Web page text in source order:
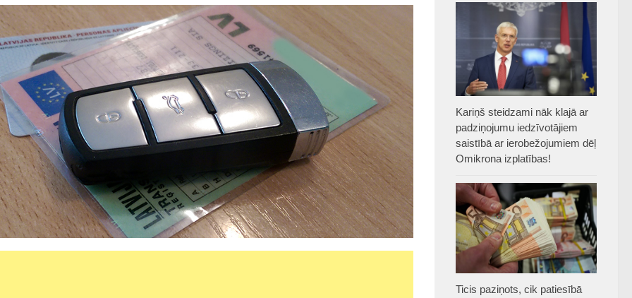
Kariņš steidzami nāk klajā ar
padziņojumu iedzīvotājiem
saistībā ar ierobežojumiem dēļ
Omikrona izplatības!
Ticis paziņots, cik patiesībā